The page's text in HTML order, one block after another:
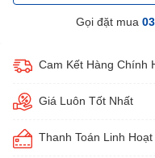
Gọi đặt mua
Cam Kết Hàng Chính
Giá Luôn Tốt Nhất
Thanh Toán Linh Hoạt